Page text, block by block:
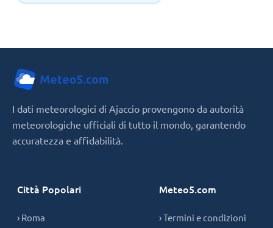
I dati meteorologici di Ajaccio provengono da autorità
meteorologiche ufficiali di tutto il mondo, garantendo
accuratezza e affidabilità.
Città Popolari
› Roma
Meteo5.com
› Termini e condizioni